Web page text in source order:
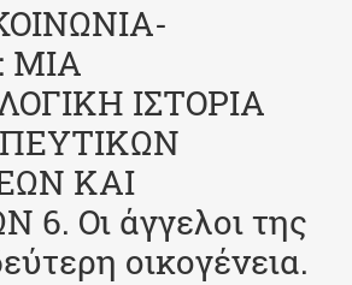
ΜΙΑ
ΙΣΤΟΡΙΑ
ΚΑΙ
6. Οι άγγελοι της
οικογένεια.